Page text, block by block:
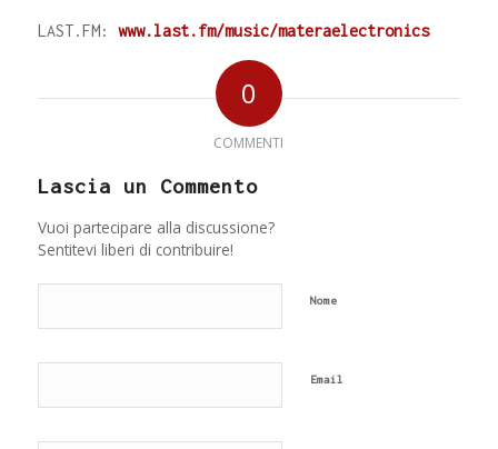
LAST.FM: www.last.fm/music/materaelectronics
0
COMMENTI
Lascia un Commento
Vuoi partecipare alla discussione?
Sentitevi liberi di contribuire!
Nome
Email